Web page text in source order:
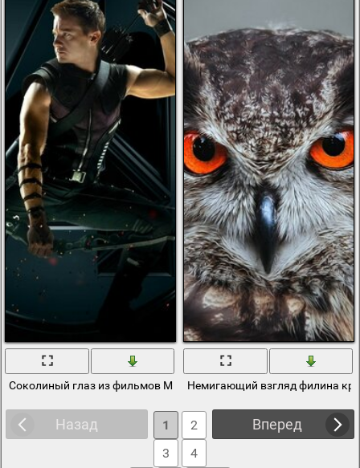
Соколиный глаз из фильмов МарвелНемигающий взгляд филина
Назад Вперед
1
2
3
4